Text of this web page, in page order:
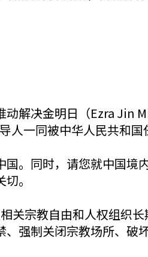
解决金明日（Ezra Jin
一同被中华人民共和国
。同时，请您就中国境
。
关宗教自由和人权组织
强制关闭宗教场所、破